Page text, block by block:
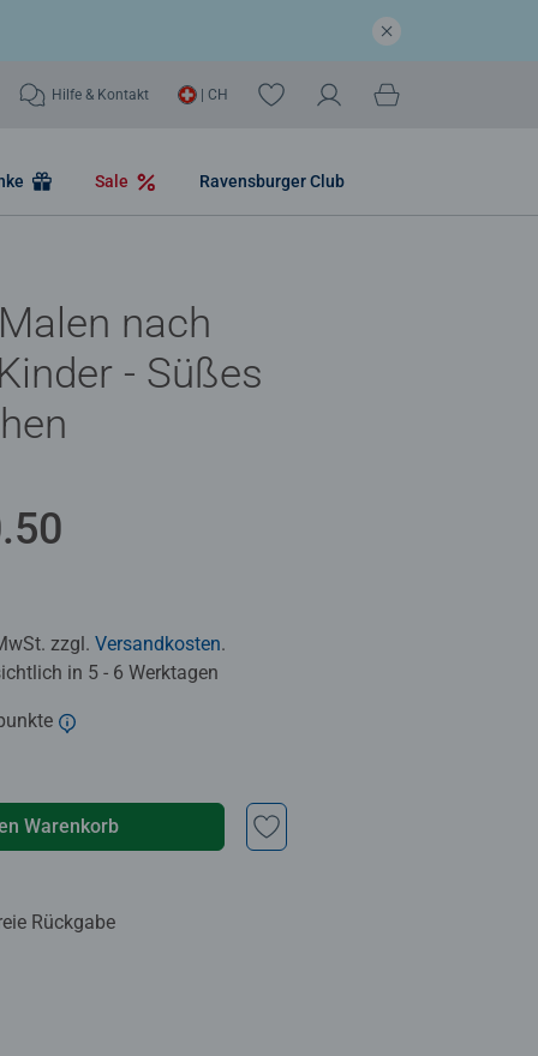
Hilfe & Kontakt | CH
Sale Ravensburger Club
nach
- Süßes
zzgl. Versandkosten.
in 5 - 6 Werktagen
Warenkorb
Rückgabe